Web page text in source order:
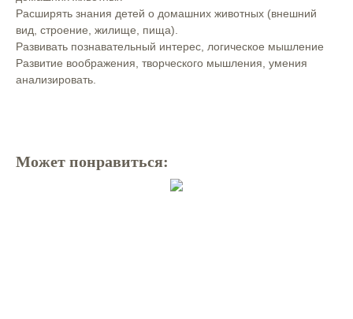
Расширять знания детей о домашних животных (внешний
вид, строение, жилище, пища).
Развивать познавательный интерес, логическое мышление
Развитие воображения, творческого мышления, умения
анализировать.
Может понравиться: